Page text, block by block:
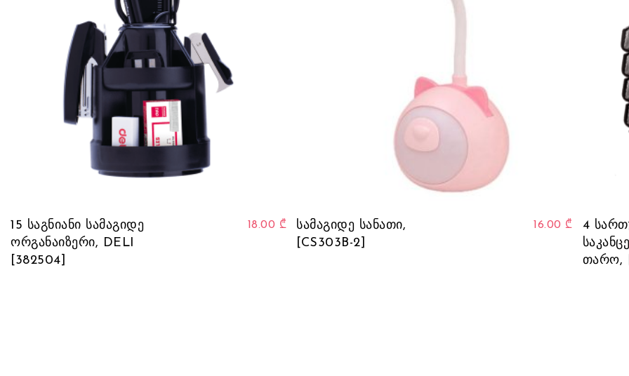
15 საგნიანი სამაგიდე
ორგანაიზერი, DELI
[382504]
18.00 ₾
სამაგიდე სანათი,
[CS303B-2]
16.00 ₾
This product has multiple
4
თარო,